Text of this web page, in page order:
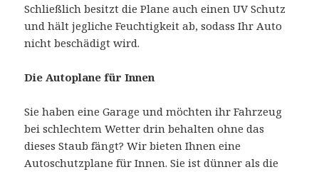
Schließlich besitzt die Plane auch einen UV Schutz
und hält jegliche Feuchtigkeit ab, sodass Ihr Auto
nicht beschädigt wird.
Die Autoplane für Innen
Sie haben eine Garage und möchten ihr Fahrzeug
bei schlechtem Wetter drin behalten ohne das
dieses Staub fängt? Wir bieten Ihnen eine
Autoschutzplane für Innen. Sie ist dünner als die